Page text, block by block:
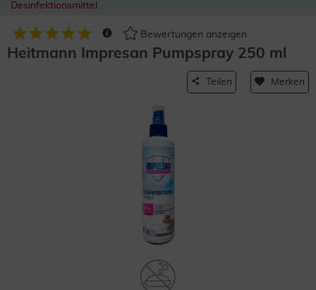
Desinfektionsmittel
Bewertungen anzeigen
Heitmann Impresan Pumpspray 250 ml
Teilen Merken